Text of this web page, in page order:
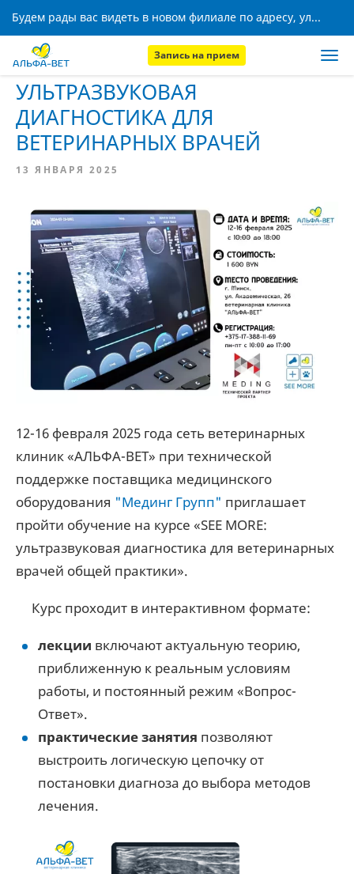
Будем рады вас видеть в новом филиале по адресу, ул. Кижеватова, 8!
Запись на прием
Главная
УЛЬТРАЗВУКОВАЯ
ДИАГНОСТИКА ДЛЯ
ВЕТЕРИНАРНЫХ ВРАЧЕЙ
13 ЯНВАРЯ 2025
12-16 февраля 2025 года сеть ветеринарных
клиник «АЛЬФА-ВЕТ» при технической
поддержке поставщика медицинского
оборудования "Мединг Групп" приглашает
пройти обучение на курсе «SEE MORE:
ультразвуковая диагностика для ветеринарных
врачей общей практики».
Курс проходит в интерактивном формате:
лекции включают актуальную теорию,
приближенную к реальным условиям
работы, и постоянный режим «Вопрос-
Ответ».
практические занятия позволяют
выстроить логическую цепочку от
постановки диагноза до выбора методов
лечения.